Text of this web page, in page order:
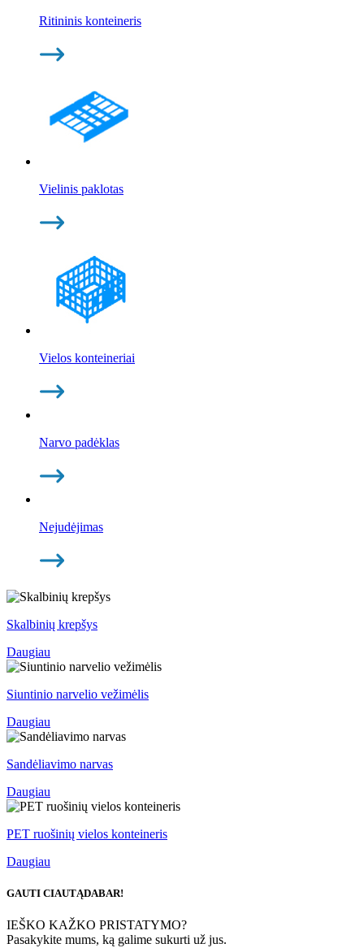
Ritininis konteineris
Vielinis paklotas
Vielos konteineriai
Narvo padėklas
Nejudėjimas
Skalbinių krepšys
Daugiau
Siuntinio narvelio vežimėlis
Daugiau
Sandėliavimo narvas
Daugiau
PET ruošinių vielos konteineris
Daugiau
GAUTI CIAUTĄDABAR!
IEŠKO KAŽKO PRISTATYMO?
Pasakykite mums, ką galime sukurti už jus.